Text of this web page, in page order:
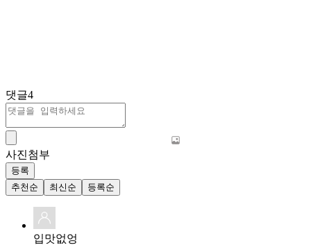
댓글4
사진첨부
등록
추천순
최신순 등록순
입맛없엉